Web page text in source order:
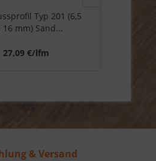
Typ 201 (6,5
16 mm) Sand...
27,09 €/lfm
& Versand